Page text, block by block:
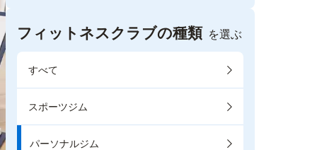
フィットネスクラブの種類 を選ぶ
すべて
スポーツジム
パーソナルジム